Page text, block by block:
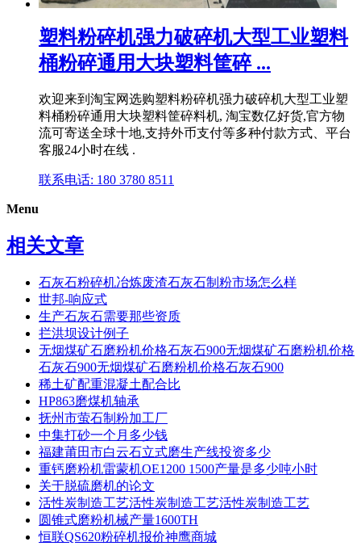
塑料粉碎机强力破碎机大型工业塑料
桶粉碎通用大块塑料筐碎 ...
欢迎来到淘宝网选购塑料粉碎机强力破碎机大型工业塑
料桶粉碎通用大块塑料筐碎料机, 淘宝数亿好货,官方物
流可寄送全球十地,支持外币支付等多种付款方式、平台
客服24小时在线 .
联系电话: 180 3780 8511
Menu
相关文章
石灰石粉碎机冶炼废渣石灰石制粉市场怎么样
世邦-响应式
生产石灰石需要那些资质
拦洪坝设计例子
无烟煤矿石磨粉机价格石灰石900无烟煤矿石磨粉机价格
石灰石900无烟煤矿石磨粉机价格石灰石900
稀土矿配重混凝土配合比
HP863磨煤机轴承
抚州市萤石制粉加工厂
中集打砂一个月多少钱
福建莆田市白云石立式磨生产线投资多少
重钙磨粉机雷蒙机OE1200 1500产量是多少吨小时
关于脱硫磨机的论文
活性炭制造工艺活性炭制造工艺活性炭制造工艺
圆锥式磨粉机械产量1600TH
恒联QS620粉碎机报价神鹰商城